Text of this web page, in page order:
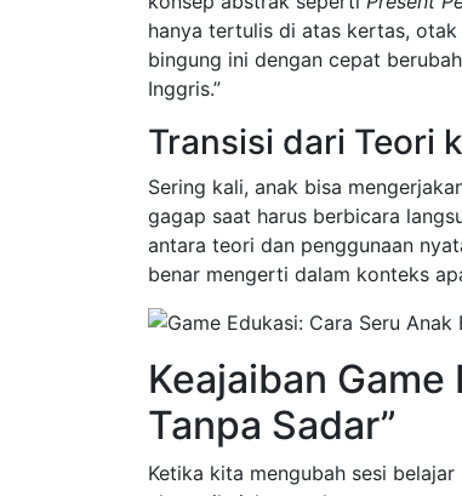
hanya tertulis di atas kertas,
bingung ini dengan cepat
Inggris.”
Transisi dari Teori
Sering kali, anak bisa
gagap saat harus berbicara
antara teori dan penggunaan
benar mengerti dalam konteks
Keajaiban
Tanpa Sadar”
Ketika kita mengubah sesi